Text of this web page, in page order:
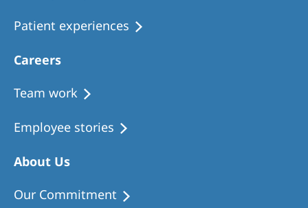
Patient experiences
Careers
Team work
Employee stories
About Us
Our Commitment